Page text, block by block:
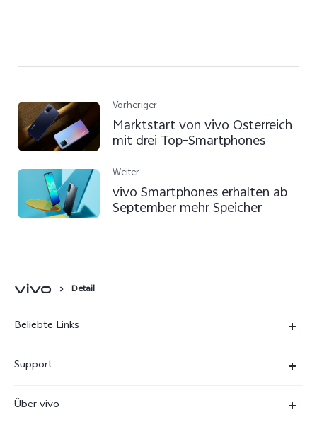
Vorheriger
Marktstart von vivo Österreich
mit drei Top-Smartphones
Weiter
vivo Smartphones erhalten ab
September mehr Speicher
Detail
Beliebte Links
X300
Support
Über vivo